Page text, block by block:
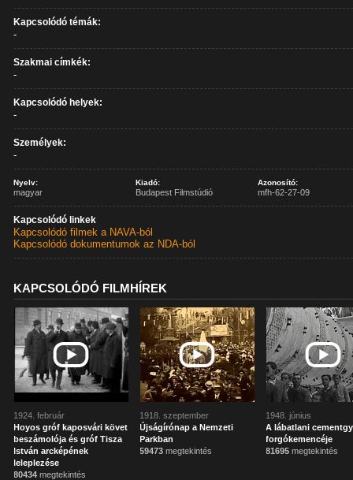
Kapcsolódó témák:
-
Szakmai címkék:
-
Kapcsolódó helyek:
-
Személyek:
-
Nyelv:
magyar
Kiadó:
Budapest Filmstúdió
Azonosító:
mfh-62-27-09
Kapcsolódó linkek
Kapcsolódó filmek a NAVA-ból
Kapcsolódó dokumentumok az NDA-ból
KAPCSOLÓDÓ FILMHÍREK
1924. február
Hoyos gróf kaposvári követ
beszámolója és gróf Tisza
István arcképének
leleplezése
80434 megtekintés
1918. szeptember
Újságírónap a Nemzeti
Parkban
59473 megtekintés
1948. június
A lábatlani
forgókemencéje
81695 megtekintés